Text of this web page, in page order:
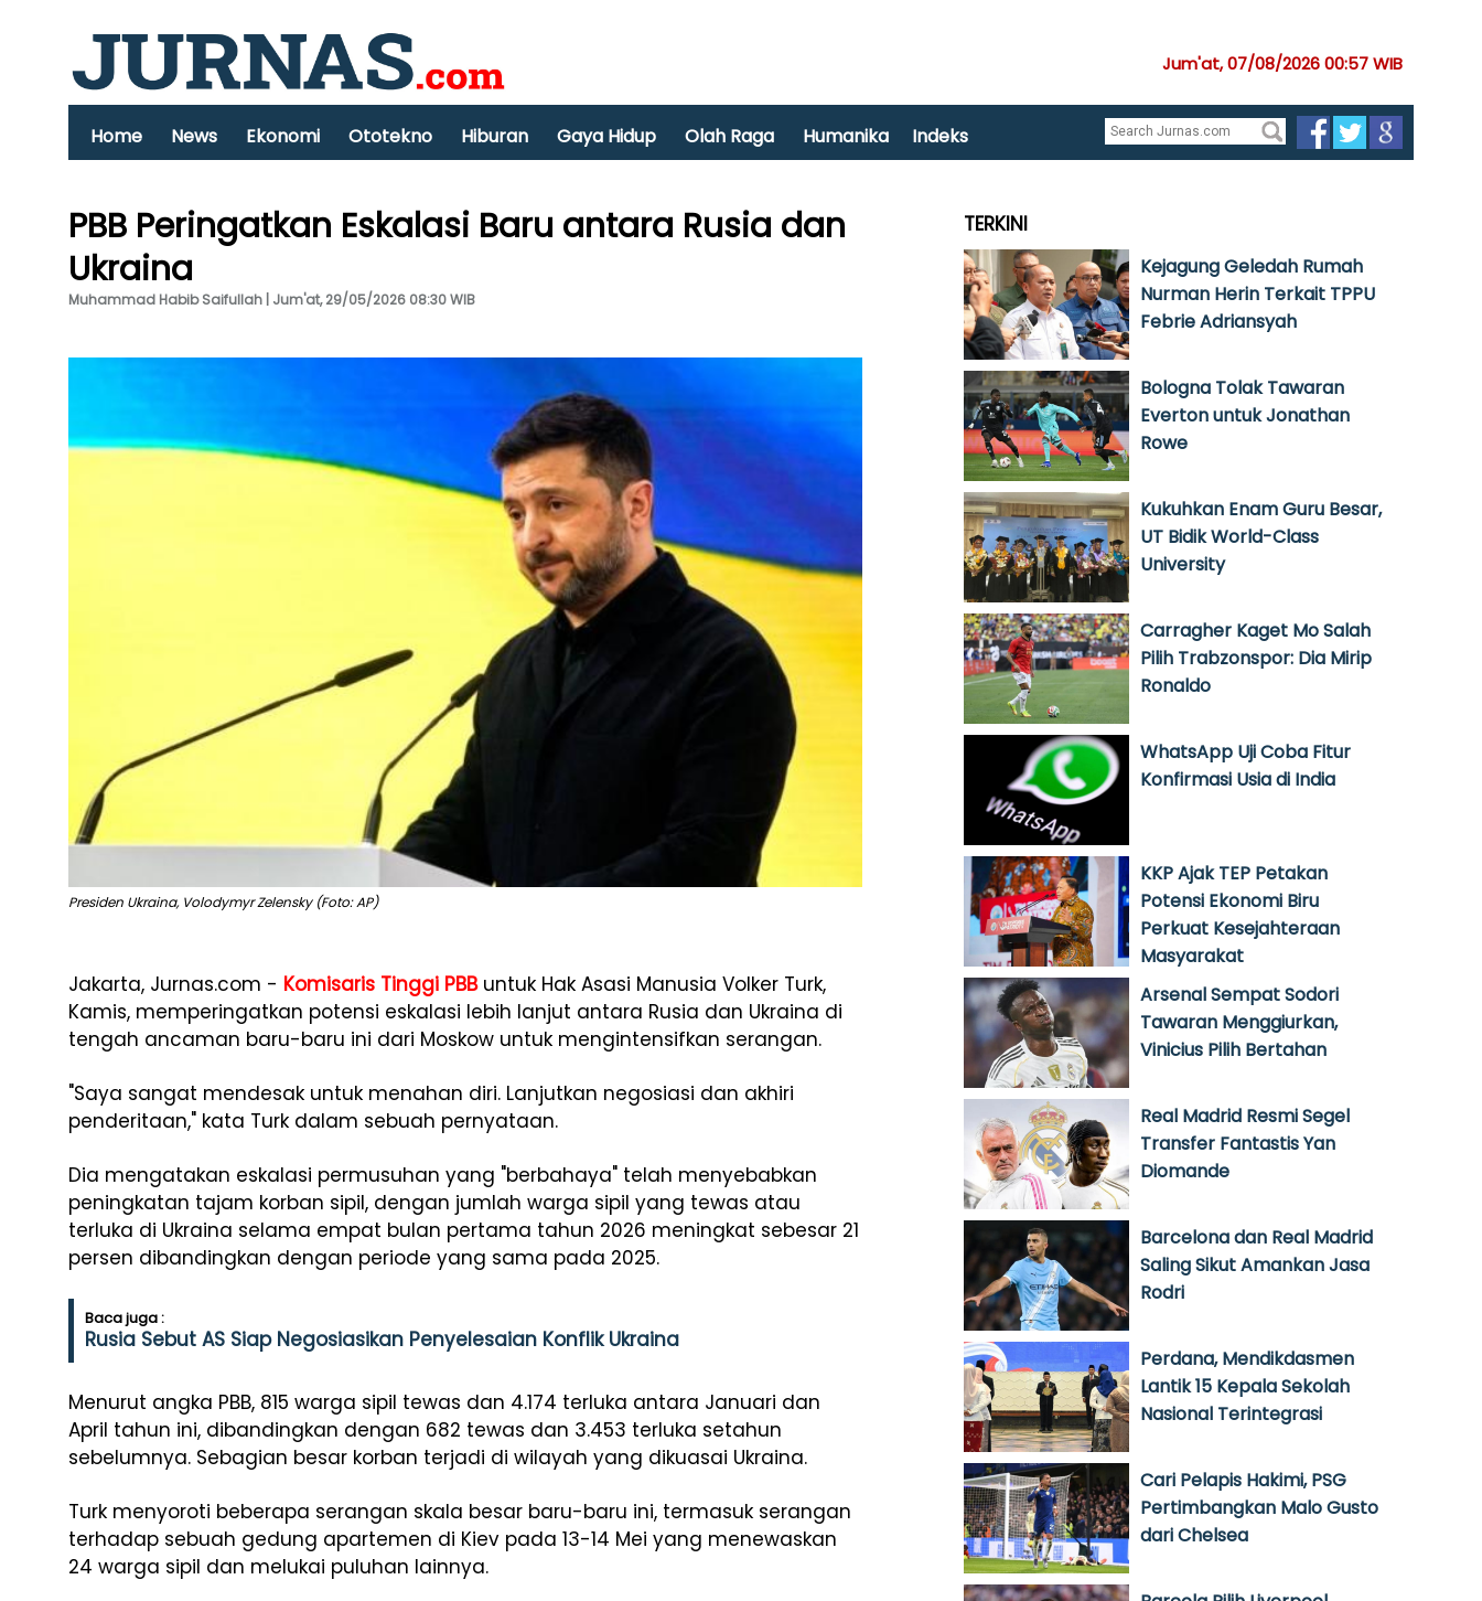
Jum'at, 07/08/2026 00:57 WIB
Home News Ekonomi Ototekno Hiburan Gaya Hidup Olah Raga Humanika Indeks
PBB Peringatkan Eskalasi Baru antara Rusia dan
Ukraina
Muhammad Habib Saifullah | Jum'at, 29/05/2026 08:30 WIB
Presiden Ukraina, Volodymyr Zelensky (Foto: AP)
Jakarta, Jurnas.com - Komisaris Tinggi PBBuntuk Hak Asasi Manusia Volker Turk,
Kamis, memperingatkan potensi eskalasi lebih lanjut antara Rusia dan Ukraina di
tengah ancaman baru-baru ini dari Moskow untuk mengintensifkan serangan.
"Saya sangat mendesak untuk menahan diri. Lanjutkan negosiasi dan akhiri
penderitaan," kata Turk dalam sebuah pernyataan.
Dia mengatakan eskalasi permusuhan yang "berbahaya" telah menyebabkan
peningkatan tajam korban sipil, dengan jumlah warga sipil yang tewas atau
terluka di Ukraina selama empat bulan pertama tahun 2026 meningkat sebesar 21
persen dibandingkan dengan periode yang sama pada 2025.
Baca juga :
Rusia Sebut AS Siap Negosiasikan Penyelesaian Konflik Ukraina
Menurut angka PBB, 815 warga sipil tewas dan 4.174 terluka antara Januari dan
April tahun ini, dibandingkan dengan 682 tewas dan 3.453 terluka setahun
sebelumnya. Sebagian besar korban terjadi di wilayah yang dikuasai Ukraina.
Turk menyoroti beberapa serangan skala besar baru-baru ini, termasuk serangan
terhadap sebuah gedung apartemen di Kiev pada 13-14 Mei yang menewaskan
24 warga sipil dan melukai puluhan lainnya.
TERKINI
Kejagung Geledah Rumah
Nurman Herin Terkait TPPU
Febrie Adriansyah
Bologna Tolak Tawaran
Everton untuk Jonathan
Rowe
Kukuhkan Enam Guru Besar,
UT Bidik World-Class
University
Carragher Kaget Mo Salah
Pilih Trabzonspor: Dia Mirip
Ronaldo
WhatsApp Uji Coba Fitur
Konfirmasi Usia di India
KKP Ajak TEP Petakan
Potensi Ekonomi Biru
Perkuat Kesejahteraan
Masyarakat
Arsenal Sempat Sodori
Tawaran Menggiurkan,
Vinicius Pilih Bertahan
Real Madrid Resmi Segel
Transfer Fantastis Yan
Diomande
Barcelona dan Real Madrid
Saling Sikut Amankan Jasa
Rodri
Perdana, Mendikdasmen
Lantik 15 Kepala Sekolah
Nasional Terintegrasi
Cari Pelapis Hakimi, PSG
Pertimbangkan Malo Gusto
dari Chelsea